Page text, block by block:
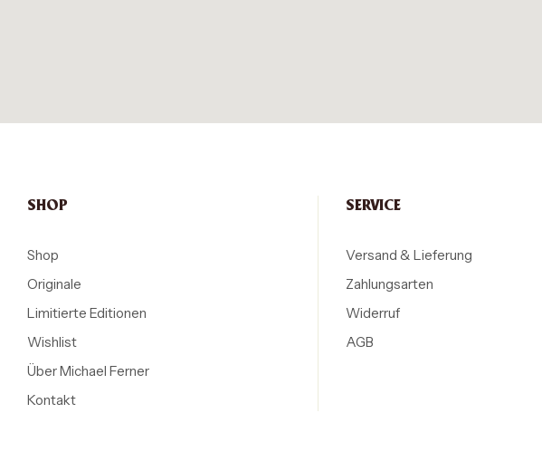
SHOP
Shop
Originale
Limitierte Editionen
Wishlist
Über Michael Ferner
Kontakt
SERVICE
Versand & Lieferung
Zahlungsarten
Widerruf
AGB